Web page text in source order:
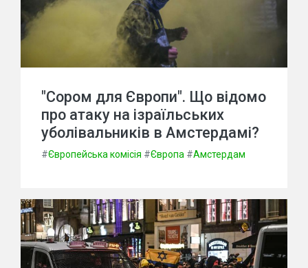
"Сором для Європи". Що відомо
про атаку на ізраїльських
уболівальників в Амстердамі?
#Європейська комісія #Європа #Амстердам